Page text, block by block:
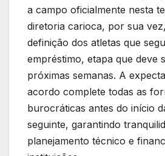
a campo oficialmente nesta
diretoria carioca, por sua
definição dos atletas que
empréstimo, etapa que deve
próximas semanas. A
acordo complete todas as
burocráticas antes do início
seguinte, garantindo
planejamento técnico e